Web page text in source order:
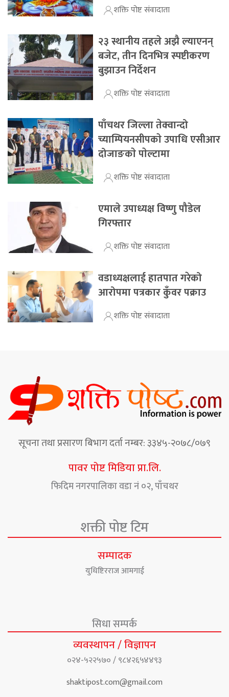
शक्ति पोष्ट संवादाता
२३ स्थानीय तहले अझै ल्याएनन्
बजेट, तीन दिनभित्र स्पष्टीकरण
बुझाउन निर्देशन
शक्ति पोष्ट संवादाता
पाँचथर जिल्ला तेक्वान्दो
च्याम्पियनसीपकाे उपाधि एसीआर
दोजाङकाे पाेल्टामा
शक्ति पोष्ट संवादाता
एमाले उपाध्यक्ष विष्णु पौडेल
गिरफ्तार
शक्ति पोष्ट संवादाता
वडाध्यक्षलाई हातपात गरेको
आरोपमा पत्रकार कुँवर पक्राउ
शक्ति पोष्ट संवादाता
सूचना तथा प्रसारण बिभाग दर्ता नम्बर: ३३४५-२०७८/०७९
पावर पोष्ट मिडिया प्रा.लि.
फिदिम नगरपालिका वडा नं ०२, पाँचथर
शक्ती पोष्ट टिम
सम्पादक
युधिष्टिरराज आमगाई
सिधा सम्पर्क
व्यवस्थापन / विज्ञापन
०२४-५२२५७० / ९८४२६५४४९३
shaktipost.com@gmail.com